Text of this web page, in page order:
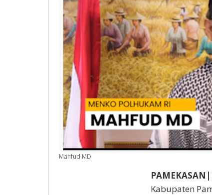
Mahfud MD
Kabupaten